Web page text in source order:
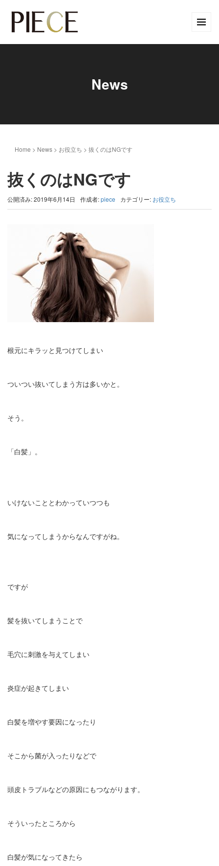
News
Home > News > お役立ち > 抜くのはNGです
抜くのはNGです
公開済み: 2019年6月14日 作成者:piece カテゴリー: お役立ち
根元にキラッと見つけてしまい
ついつい抜いてしまう方は多いかと。
そう。
「白髪」。
いけないこととわかっていつつも
気になってしまうからなんですがね。
ですが
髪を抜いてしまうことで
毛穴に刺激を与えてしまい
炎症が起きてしまい
白髪を増やす要因になったり
そこから菌が入ったりなどで
頭皮トラブルなどの原因にもつながります。
そういったところから
白髪が気になってきたら